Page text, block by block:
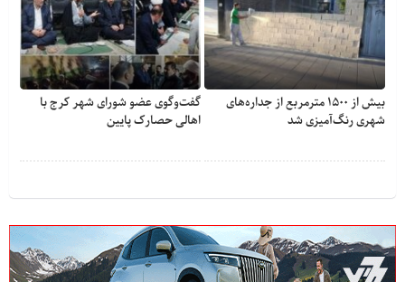
بیش از ۱۵۰۰ مترمربع از جداره‌های
شهری رنگ‌آمیزی شد
گفت‌وگوی عضو شورای شهر کرج با
اهالی حصارک پایین